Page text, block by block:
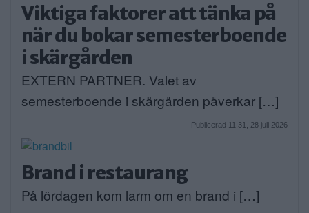
Viktiga faktorer att tänka på
när du bokar semesterboende
i skärgården
EXTERN PARTNER. Valet av
semesterboende i skärgården påverkar […]
Publicerad 11:31, 28 juli 2026
Brand i restaurang
På lördagen kom larm om en brand i […]